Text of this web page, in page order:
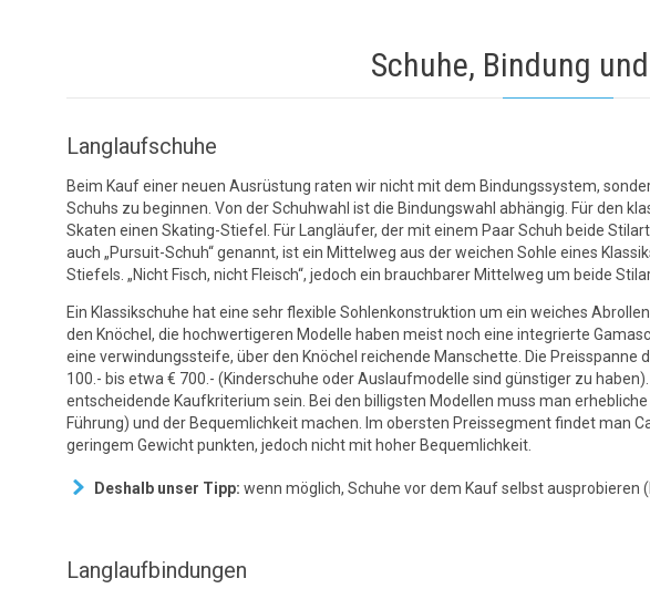
Schuhe, Bindung
Langlaufschuhe
Beim Kauf einer neuen Ausrüstung raten wir nicht mit dem Bindungssystem,
Schuhs zu beginnen. Von der Schuhwahl ist die Bindungswahl abhängig. Für den
Skaten einen Skating-Stiefel. Für Langläufer, der mit einem Paar Schuh beide
auch „Pursuit-Schuh“ genannt, ist ein Mittelweg aus der weichen Sohle eines
Stiefels. „Nicht Fisch, nicht Fleisch“, jedoch ein brauchbarer Mittelweg um beide
Ein Klassikschuhe hat eine sehr flexible Sohlenkonstruktion um ein weiches
den Knöchel, die hochwertigeren Modelle haben meist noch eine integrierte
eine verwindungssteife, über den Knöchel reichende Manschette. Die
100.- bis etwa € 700.- (Kinderschuhe oder Auslaufmodelle sind günstiger zu
entscheidende Kaufkriterium sein. Bei den billigsten Modellen muss man
Führung) und der Bequemlichkeit machen. Im obersten Preissegment findet man
geringem Gewicht punkten, jedoch nicht mit hoher Bequemlichkeit.
Deshalb unser Tipp: wenn möglich, Schuhe vor dem Kauf selbst ausprobieren
Langlaufbindungen